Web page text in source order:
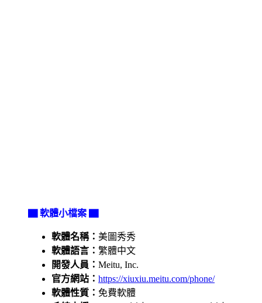
▇ 軟體小檔案 ▇
軟體名稱： 美圖秀秀
軟體語言： 繁體中文
開發人員： Meitu, Inc.
官方網站： https://xiuxiu.meitu.com/phone/
軟體性質： 免費軟體